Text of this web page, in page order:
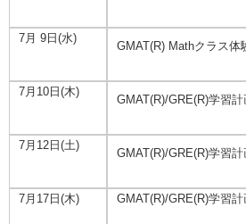
7月 9日(水)
GMAT(R) Mathクラス体
7月10日(木)
GMAT(R)/GRE(R)学習計
7月12日(土)
GMAT(R)/GRE(R)学習計
7月17日(木) GMAT(R)/GRE(R)学習計